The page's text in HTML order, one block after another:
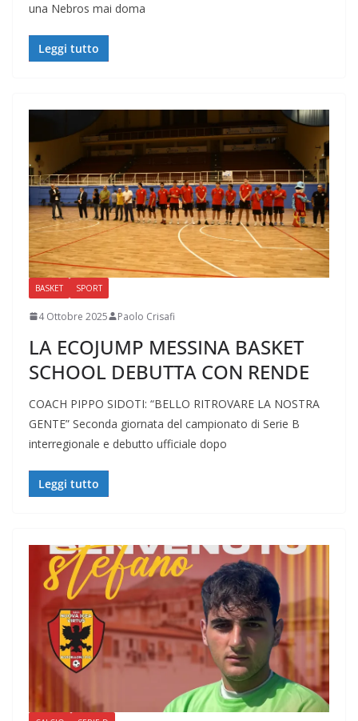
una Nebros mai doma
Leggi tutto
BASKET SPORT
4 Ottobre 2025 Paolo Crisafi
LA ECOJUMP MESSINA BASKET
SCHOOL DEBUTTA CON RENDE
COACH PIPPO SIDOTI: “BELLO RITROVARE LA NOSTRA
GENTE” Seconda giornata del campionato di Serie B
interregionale e debutto ufficiale dopo
Leggi tutto